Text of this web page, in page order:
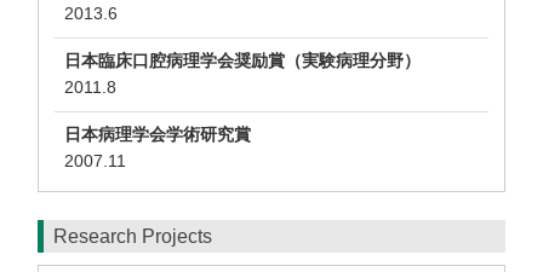
2013.6
日本臨床口腔病理学会奨励賞（実験病理分野）
2011.8
日本病理学会学術研究賞
2007.11
Research Projects